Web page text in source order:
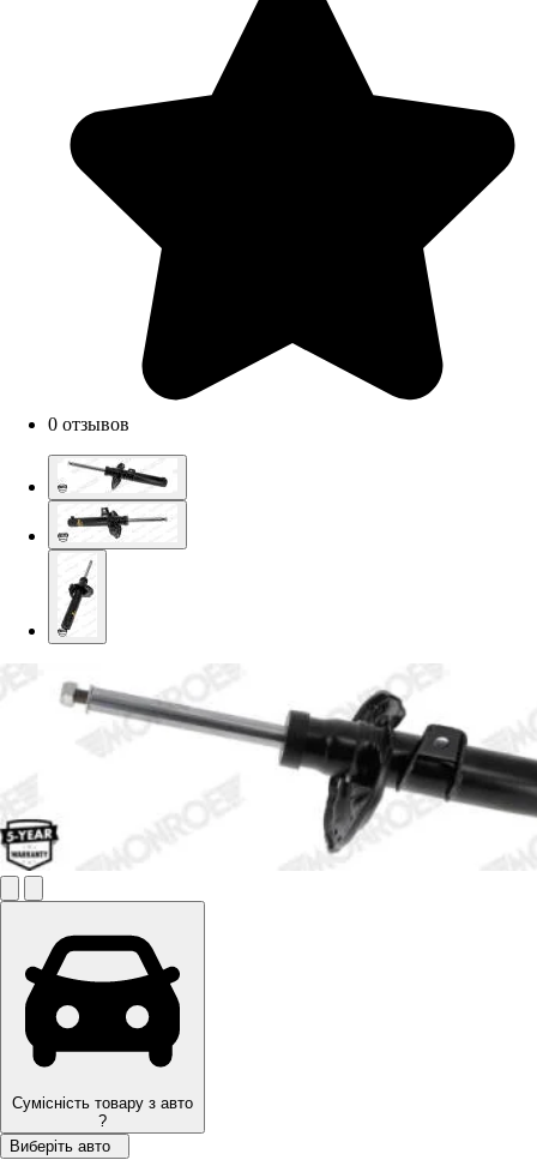
0 отзывов
Сумісність товару з авто
?
Виберіть авто